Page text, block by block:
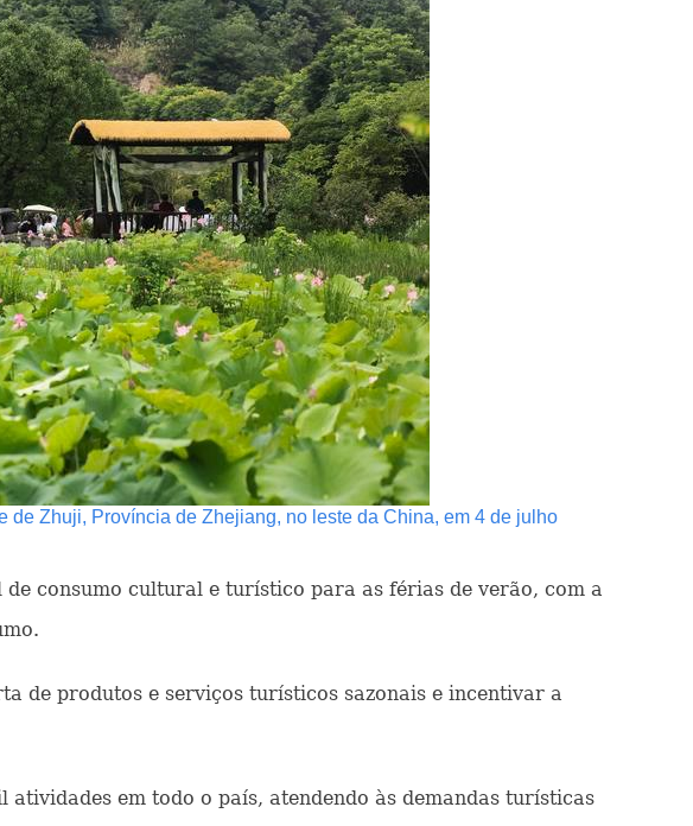
Zhuji, Província de Zhejiang, no leste da China, em 4 de julho
consumo cultural e turístico para as férias de verão, com a
de produtos e serviços turísticos sazonais e incentivar a
em todo o país, atendendo às demandas turísticas